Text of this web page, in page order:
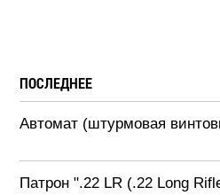
ПОСЛЕДНЕЕ
Автомат (штурмовая
Патрон ".22 LR (.22 Long